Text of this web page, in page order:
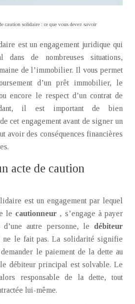
caution solidaire : ce que vous devez savoir
est un engagement juridique qui
dans de nombreuses situations,
de l’immobilier. Il vous permet
d’un prêt immobilier, le
encore le respect d’un contrat de
il est important de bien
cet engagement avant de signer un
avoir des conséquences financières
acte de caution
est un engagement par lequel
le cautionneur , s’engage à payer
autre personne, le débiteur
le fait pas. La solidarité signifie
le paiement de la dette au
débiteur principal est solvable. Le
responsable de la dette, tout
lui-même.